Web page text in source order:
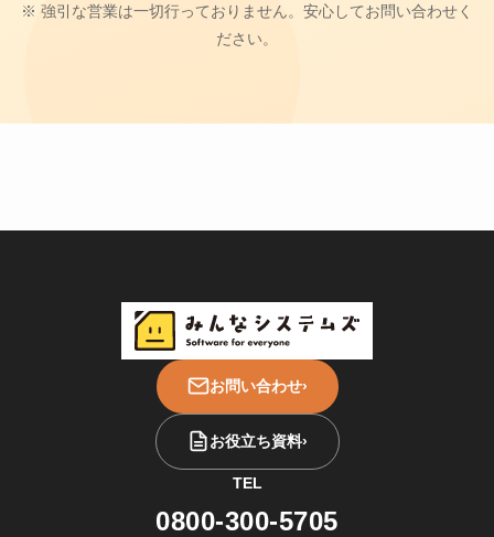
※ 強引な営業は一切行っておりません。安心してお問い合わせく
ださい。
お問い合わせ›
お役立ち資料›
TEL
0800-300-5705